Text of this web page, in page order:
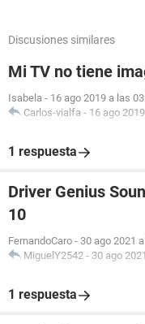
Discusiones similares
Mi TV no tiene
Isabela - 16 ago 2019 a las
Carlos-vialfa - 16 ago
1 respuesta
Driver Genius
10
FernandoCaro - 30 ago 2021
MiguelY2542 - 30 ago
1 respuesta